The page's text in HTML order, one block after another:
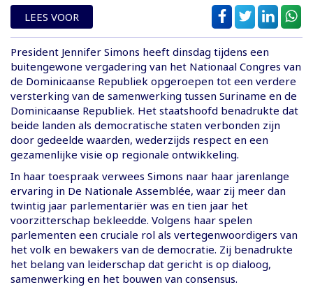
LEES VOOR
President Jennifer Simons heeft dinsdag tijdens een
buitengewone vergadering van het Nationaal Congres van
de Dominicaanse Republiek opgeroepen tot een verdere
versterking van de samenwerking tussen Suriname en de
Dominicaanse Republiek. Het staatshoofd benadrukte dat
beide landen als democratische staten verbonden zijn
door gedeelde waarden, wederzijds respect en een
gezamenlijke visie op regionale ontwikkeling.
In haar toespraak verwees Simons naar haar jarenlange
ervaring in De Nationale Assemblée, waar zij meer dan
twintig jaar parlementariër was en tien jaar het
voorzitterschap bekleedde. Volgens haar spelen
parlementen een cruciale rol als vertegenwoordigers van
het volk en bewakers van de democratie. Zij benadrukte
het belang van leiderschap dat gericht is op dialoog,
samenwerking en het bouwen van consensus.